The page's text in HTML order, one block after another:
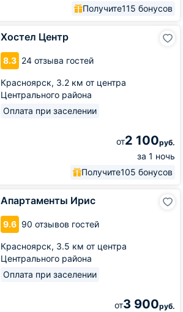
Получите115 бонусов
Хостел Центр
8.3 24 отзыва гостей
Красноярск, 3.2 км от центра
Центрального района
Оплата при заселении
от2 100руб.
за 1 ночь
Получите105 бонусов
Апартаменты Ирис
9.6 90 отзывов гостей
Красноярск, 3.5 км от центра
Центрального района
Оплата при заселении
от3 900руб.